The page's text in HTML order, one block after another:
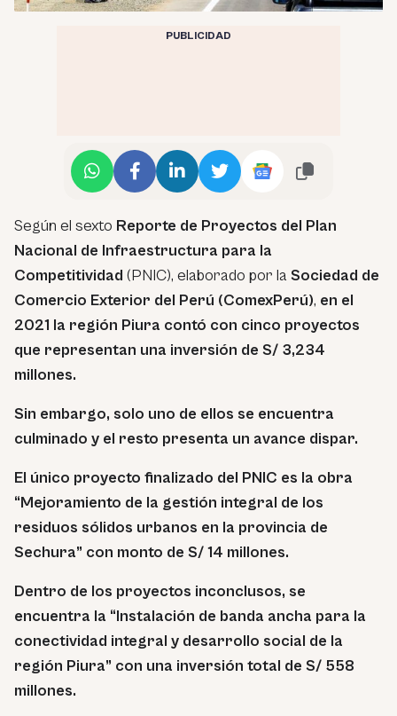
PUBLICIDAD
Según el sexto Reporte de Proyectos del Plan
Nacional de Infraestructura para la
Competitividad (PNIC), elaborado por la Sociedad de
Comercio Exterior del Perú (ComexPerú), en el
2021 la región Piura contó con cinco proyectos
que representan una inversión de S/ 3,234
millones.
Sin embargo, solo uno de ellos se encuentra
culminado y el resto presenta un avance dispar.
El único proyecto finalizado del PNIC es la obra
“Mejoramiento de la gestión integral de los
residuos sólidos urbanos en la provincia de
Sechura” con monto de S/ 14 millones.
Dentro de los proyectos inconclusos, se
encuentra la “Instalación de banda ancha para la
conectividad integral y desarrollo social de la
región Piura” con una inversión total de S/ 558
millones.